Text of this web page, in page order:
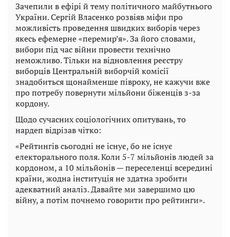
Зачепили в ефірі й тему політичного майбутнього
України. Сергій Власенко розвіяв міфи про
можливість проведення швидких виборів через
якесь ефемерне «перемир’я». За його словами,
вибори під час війни провести технічно
неможливо. Тільки на відновлення реєстру
виборців Центральній виборчій комісії
знадобиться щонайменше півроку, не кажучи вже
про потребу повернути мільйони біженців з-за
кордону.
Щодо сучасних соціологічних опитувань, то
нардеп відрізав чітко:
«Рейтингів сьогодні не існує, бо не існує
електорального поля. Коли 5-7 мільйонів людей за
кордоном, а 10 мільйонів — переселенці всередині
країни, жодна інституція не здатна зробити
адекватний аналіз. Давайте ми завершимо цю
війну, а потім почнемо говорити про рейтинги».